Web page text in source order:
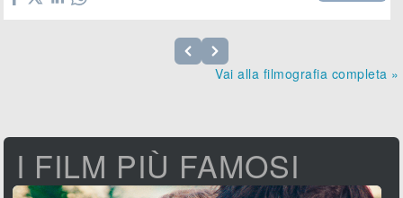
Vai alla filmografia completa »
I FILM PIÙ FAMOSI